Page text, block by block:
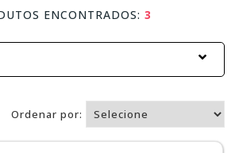
ENCONTRADOS: 3
Ordenar por: